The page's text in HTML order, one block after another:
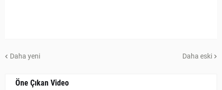
Daha yeni Daha eski
Öne Çıkan Video